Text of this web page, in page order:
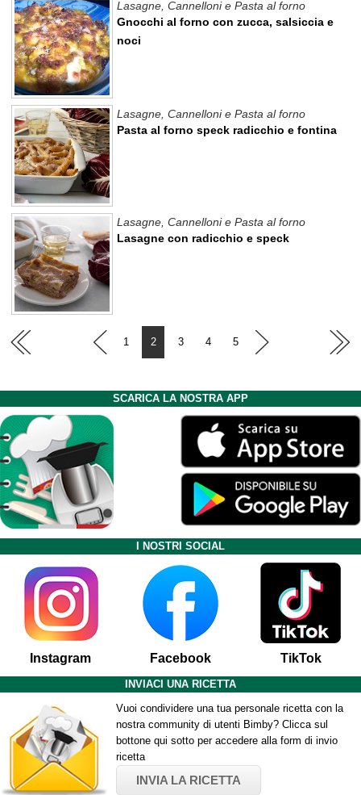
Gnocchi al forno con zucca, salsiccia e
noci
Lasagne, Cannelloni e Pasta al forno
Pasta al forno speck radicchio e fontina
Lasagne, Cannelloni e Pasta al forno
Lasagne con radicchio e speck
Lasagne, Cannelloni e Pasta al forno
1 2 3 4 5
SCARICA LA NOSTRA APP
I NOSTRI SOCIAL
Instagram Facebook TikTok
INVIACI UNA RICETTA
Vuoi condividere una tua personale ricetta con la
nostra community di utenti Bimby? Clicca sul
bottone qui sotto per accedere alla form di invio
ricetta
INVIA LA RICETTA